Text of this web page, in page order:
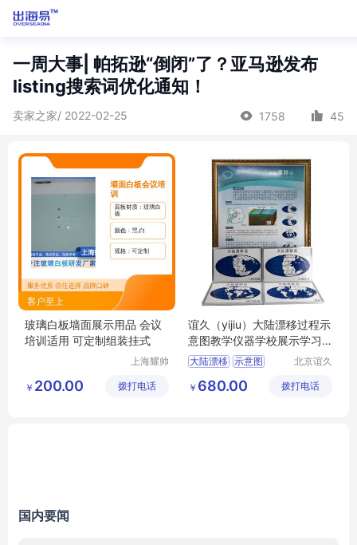
一周大事| 帕拓逊“倒闭”了？亚马逊发布
listing搜索词优化通知！
卖家之家/ 2022-02-25 1758 45
玻璃白板墙面展示用品 会议
培训适用 可定制组装挂式
上海耀帅
有限公司
￥ 200.00 拨打电话
谊久（yijiu）大陆漂移过程示
意图教学仪器学校展示学习
用品
大陆漂移 示意图
学习用品
北京谊久
公司
￥ 680.00 拨打电话
国内要闻